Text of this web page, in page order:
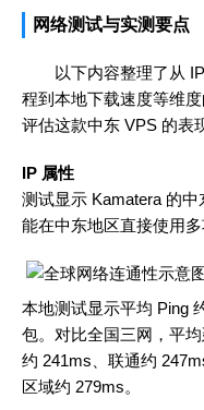
网络测试与实测要点
以下内容整理了从
程到本地下载速度等维
评估这款中东 VPS 的表
IP 属性
测试显示 Kamatera 的中
能在中东地区直接使用
本地测试显示平均 Ping
包。对比全国三网，平
约 241ms、联通约
区域约 279ms。